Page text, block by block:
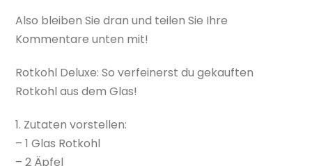
Also bleiben Sie dran und teilen Sie Ihre
Kommentare unten mit!
Rotkohl Deluxe: So verfeinerst du gekauften
Rotkohl aus dem Glas!
1. Zutaten vorstellen:
– 1 Glas Rotkohl
– 2 Äpfel